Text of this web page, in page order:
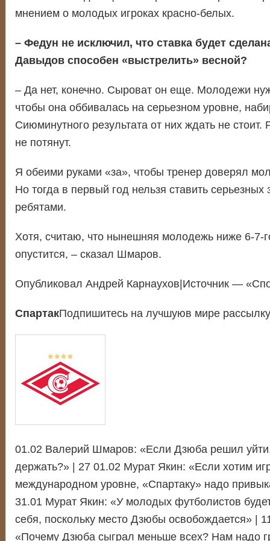
мнением о молодых игроках красно-белых.
– Федун не исключил, что ставка будет
Давыдов способен «выстрелить» весной?
– Да нет, конечно. Сыроват он еще. Молодежи
чтобы она оббивалась на серьезном уровне,
Сиюминутного результата от них ждать не стоит.
не потянут.
Я обеими руками «за», чтобы тренер доверял
Но тогда в первый год нельзя ставить серьезных
ребятами.
Хотя, считаю, что нынешняя молодежь ниже 6-7-
опустится, – сказал Шмаров.
Опубликовал Андрей Карнаухов|Источник —
СпартакПодпишитесь на лучшуюв мире
01.02 Валерий Шмаров: «Если Дзюба решил
держать?» | 27 01.02 Мурат Якин: «Если хотим
международном уровне, «Спартаку» надо
31.01 Мурат Якин: «У молодых футболистов
себя, поскольку место Дзюбы освобождается» |
«Почему Дзюба сыграл меньше всех? Нам надо